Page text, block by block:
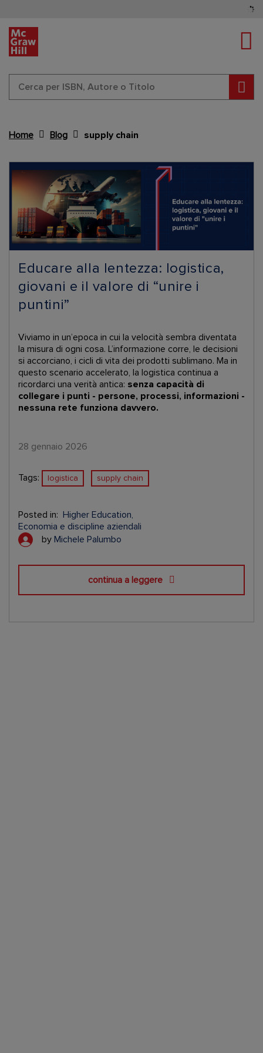
Home Blog supply chain
Content Area
Educare alla lentezza: logistica,
giovani e il valore di “unire i
puntini”
Viviamo in un’epoca in cui la velocità sembra diventata
la misura di ogni cosa. L’informazione corre, le decisioni
si accorciano, i cicli di vita dei prodotti sublimano. Ma in
questo scenario accelerato, la logistica continua a
ricordarci una verità antica: senza capacità di
collegare i punti - persone, processi, informazioni -
nessuna rete funziona davvero.
28 gennaio 2026
Tags: logistica supply chain
Posted in: Higher Education
Economia e discipline aziendali
by Michele Palumbo
continua a leggere